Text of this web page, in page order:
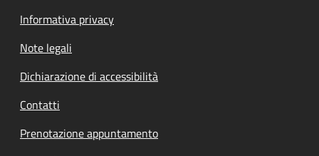
Informativa privacy
Note legali
Dichiarazione di accessibilità
Contatti
Prenotazione appuntamento